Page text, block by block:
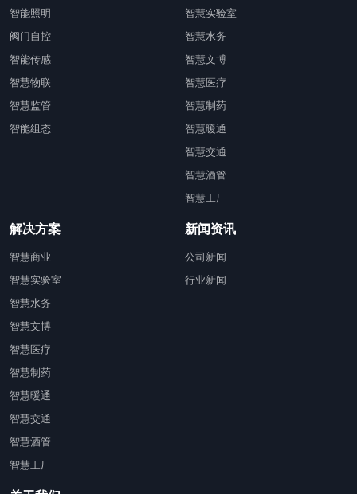
智能照明
阀门自控
智能传感
智慧物联
智慧监管
智能组态
智慧实验室
智慧水务
智慧文博
智慧医疗
智慧制药
智慧暖通
智慧交通
智慧酒管
智慧工厂
解决方案
智慧商业
智慧实验室
智慧水务
智慧文博
智慧医疗
智慧制药
智慧暖通
智慧交通
智慧酒管
智慧工厂
新闻资讯
公司新闻
行业新闻